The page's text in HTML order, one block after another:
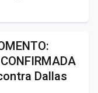
Dallas